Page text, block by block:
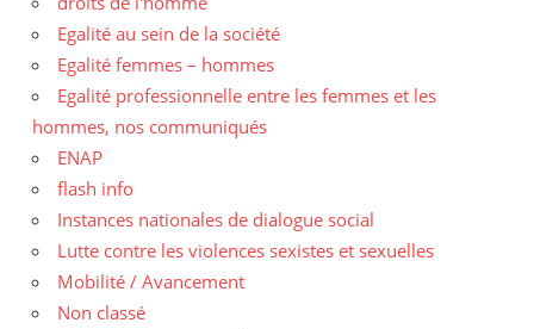
Egalité au sein de la société
Egalité femmes – hommes
Egalité professionnelle entre les femmes et les
hommes, nos communiqués
ENAP
flash info
Instances nationales de dialogue social
Lutte contre les violences sexistes et sexuelles
Mobilité / Avancement
Non classé